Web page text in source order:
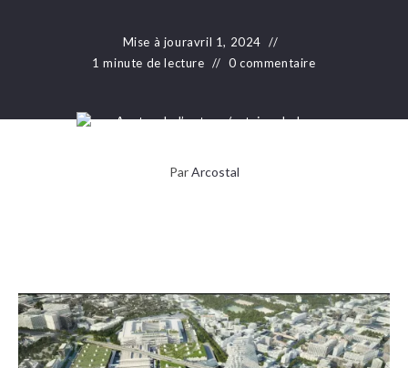
Mise à jouravril 1, 2024
1 minute de lecture
0 commentaire
ParArcostal